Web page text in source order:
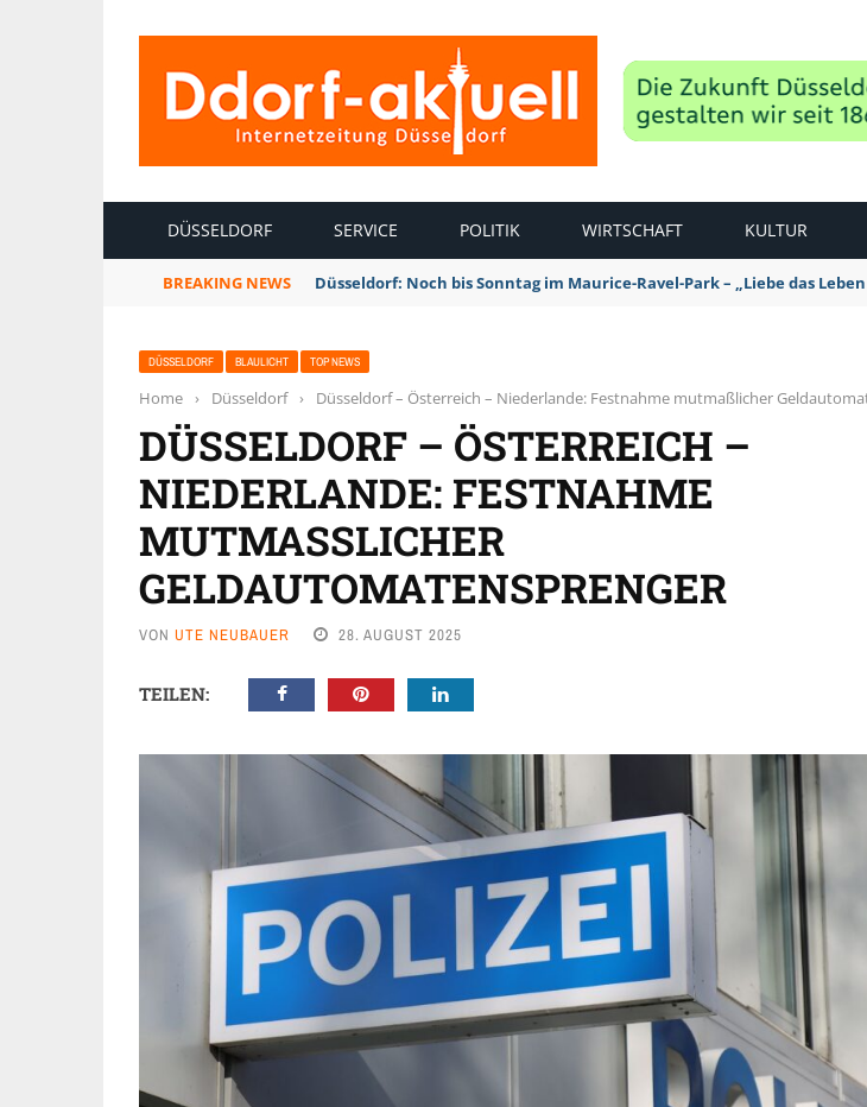
DÜSSELDORF SERVICE POLITIK WIRTSCHAFT KULTUR
BREAKING NEWS Düsseldorf: Noch bis Sonntag im Maurice-Ravel-Park – „Liebe das
DÜSSELDORF BLAULICHT TOP NEWS
Home › Düsseldorf › Düsseldorf – Österreich – Niederlande: Festnahme mutmaßlicher
DÜSSELDORF – ÖSTERREICH –
NIEDERLANDE: FESTNAHME
MUTMASSLICHER G
ELDAUTOMATENSPRENGER
VON UTE NEUBAUER 28. AUGUST 2025
TEILEN: